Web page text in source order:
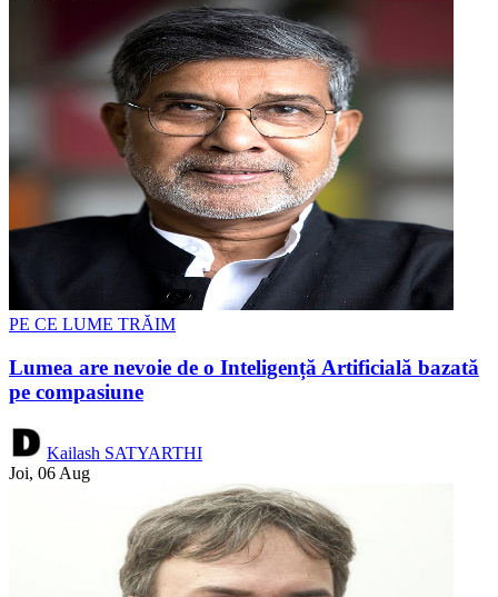
PE CE LUME TRĂIM
Lumea are nevoie de o Inteligență Artificială bazată
pe compasiune
Kailash SATYARTHI
Joi, 06 Aug